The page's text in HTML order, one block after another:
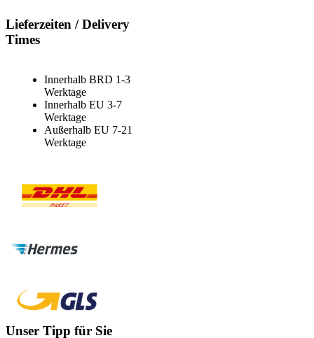
Lieferzeiten / Delivery
Times
Innerhalb BRD 1-3
Werktage
Innerhalb EU 3-7
Werktage
Außerhalb EU 7-21
Werktage
Unser Tipp für Sie